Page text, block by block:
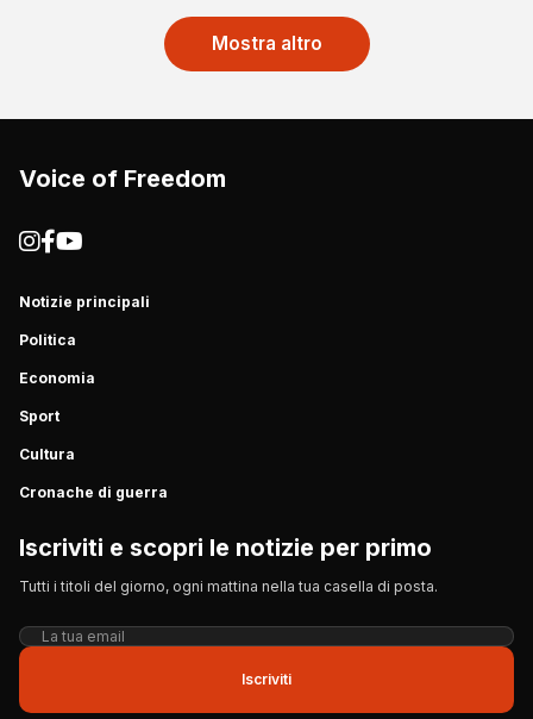
Mostra altro
Voice of Freedom
Notizie principali
Politica
Economia
Sport
Cultura
Cronache di guerra
Iscriviti e scopri le notizie per primo
Tutti i titoli del giorno, ogni mattina nella tua casella di posta.
Iscriviti